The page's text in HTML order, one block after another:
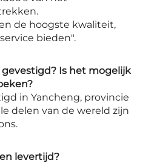
de hoogste kwaliteit,
bieden".
gevestigd? Is het mogelijk
in Yancheng, provincie
delen van de wereld zijn
levertijd?